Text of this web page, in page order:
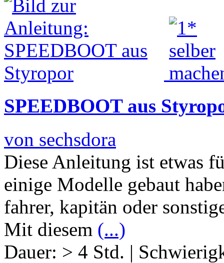
SPEEDBOOT aus
von sechsdora
Diese Anleitung ist etwas
einige Modelle gebaut
fahrer, kapitän oder
Mit diesem (...)
Dauer: > 4 Std. |